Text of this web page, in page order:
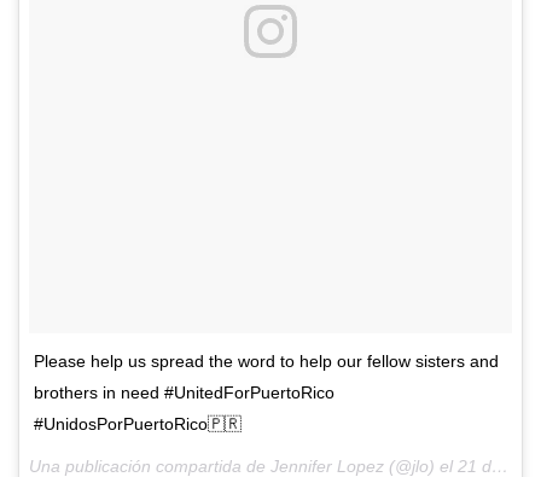
Please help us spread the word to help our fellow sisters and
brothers in need #UnitedForPuertoRico
#UnidosPorPuertoRico🇵🇷
Una publicación compartida de Jennifer Lopez (@jlo) el 21 de Sep de 2017 a la(s) 9:24 PDT